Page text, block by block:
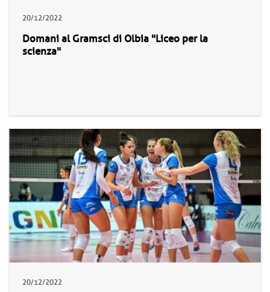
20/12/2022
Domani al Gramsci di Olbia "Liceo per la
scienza"
20/12/2022